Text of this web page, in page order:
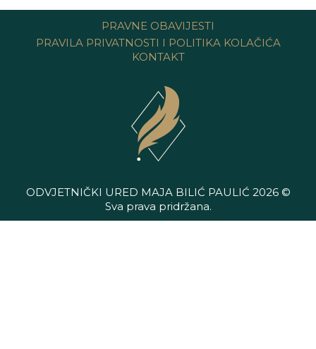
PRAVNE OBAVIJESTI
PRAVILA PRIVATNOSTI I POLITIKA KOLAČIĆA
KONTAKT
ODVJETNIČKI URED MAJA BILIĆ PAULIĆ 2026 ©
Sva prava pridržana.